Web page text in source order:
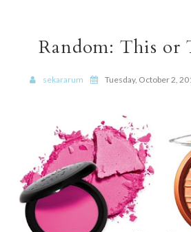
Random: This or
sekararum Tuesday, October 2,